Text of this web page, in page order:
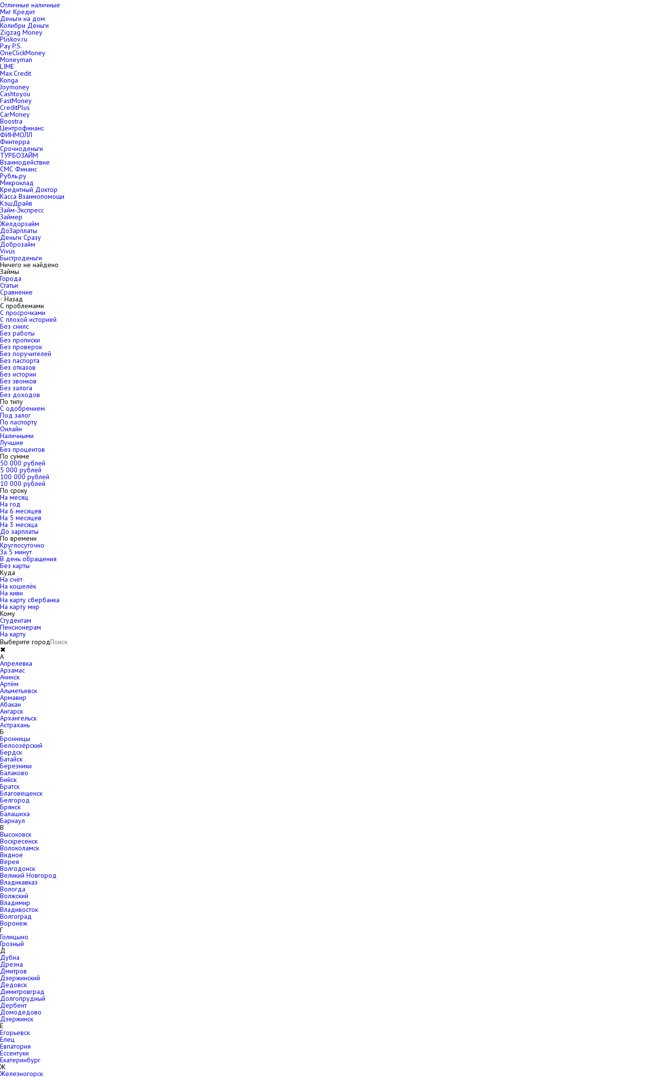
Отличные наличные
Миг Кредит
Деньги на дом
Колибри Деньги
Zigzag Money
Pliskov.ru
Pay P.S.
OneClickMoney
Moneyman
LIME
Max.Credit
Konga
Joymoney
Cashtoyou
FastMoney
CreditPlus
CarMoney
Boostra
Центрофинанс
ФИНМОЛЛ
Финтерра
Срочноденьги
ТУРБОЗАЙМ
Взаимодействие
СМС Финанс
Рубль.ру
Микроклад
Кредитный Доктор
Касса Взаимопомощи
КэшДрайв
Займ-Экспресс
Займер
Желдорзайм
ДоЗарплаты
Деньги Сразу
Доброзайм
Vivus
Быстроденьги
Ничего не найдено
Займы
Города
Статьи
Сравнение
Назад
С проблемами
С просрочками
С плохой историей
Без снилс
Без работы
Без прописки
Без проверок
Без поручителей
Без паспорта
Без отказов
Без истории
Без звонков
Без залога
Без доходов
По типу
С одобрением
Под залог
По паспорту
Онлайн
Наличными
Лучшие
Без процентов
По сумме
50 000 рублей
5 000 рублей
100 000 рублей
10 000 рублей
По сроку
На месяц
На год
На 6 месяцев
На 5 месяцев
На 3 месяца
До зарплаты
По времени
Круглосуточно
За 5 минут
В день обращения
Без карты
Куда
На счёт
На кошелёк
На киви
На карту сбербанка
На карту мир
Кому
Студентам
Пенсионерам
На карту
Выберите город
✖
A
Апрелевка
Арзамас
Ачинск
Артём
Альметьевск
Армавир
Абакан
Ангарск
Архангельск
Астрахань
Б
Бронницы
Белоозёрский
Бердск
Батайск
Березники
Балаково
Бийск
Братск
Благовещенск
Белгород
Брянск
Балашиха
Барнаул
В
Высоковск
Воскресенск
Волоколамск
Видное
Верея
Волгодонск
Великий Новгород
Владикавказ
Вологда
Волжский
Владимир
Владивосток
Волгоград
Воронеж
Г
Голицыно
Грозный
Д
Дубна
Дрезна
Дмитров
Дзержинский
Дедовск
Димитровград
Долгопрудный
Дербент
Домодедово
Дзержинск
Е
Егорьевск
Елец
Евпатория
Ессентуки
Екатеринбург
Ж
Железногорск